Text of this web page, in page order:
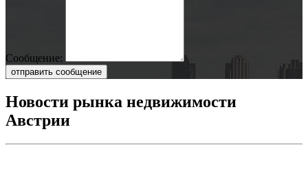
Сообщение:
отправить сообщение
Новости рынка недвижимости
Австрии